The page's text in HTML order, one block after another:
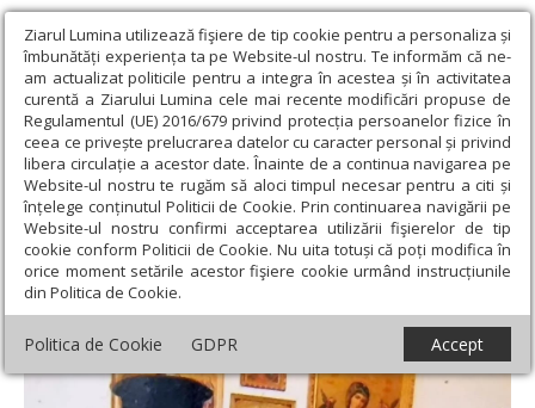
Ziarul Lumina utilizează fişiere de tip cookie pentru a personaliza și
îmbunătăți experiența ta pe Website-ul nostru. Te informăm că ne-
am actualizat politicile pentru a integra în acestea și în activitatea
curentă a Ziarului Lumina cele mai recente modificări propuse de
Regulamentul (UE) 2016/679 privind protecția persoanelor fizice în
ceea ce privește prelucrarea datelor cu caracter personal și privind
libera circulație a acestor date. Înainte de a continua navigarea pe
Website-ul nostru te rugăm să aloci timpul necesar pentru a citi și
înțelege conținutul Politicii de Cookie. Prin continuarea navigării pe
Website-ul nostru confirmi acceptarea utilizării fişierelor de tip
cookie conform Politicii de Cookie. Nu uita totuși că poți modifica în
orice moment setările acestor fişiere cookie urmând instrucțiunile
din Politica de Cookie.
Politica de Cookie GDPR Accept
Ziarul Lumina › Opinii › Repere și idei › Fratele Constantin
Leonte, ostenitor la Ierusalim
Fratele Constantin Leonte, ostenitor la
Ierusalim